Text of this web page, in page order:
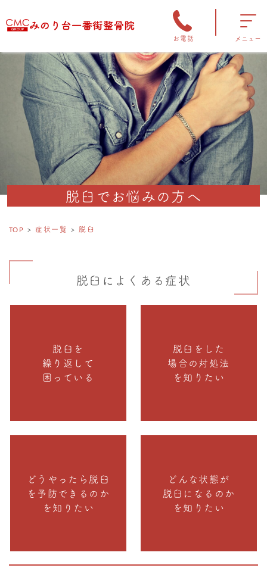
お電話 メニュー
脱臼でお悩みの方へ
TOP 症状一覧 脱臼
脱臼によくある症状
脱臼を
繰り返して
困っている
脱臼をした
場合の対処法
を知りたい
どうやったら脱臼
を予防できるのか
を知りたい
どんな状態が
脱臼になるのか
を知りたい